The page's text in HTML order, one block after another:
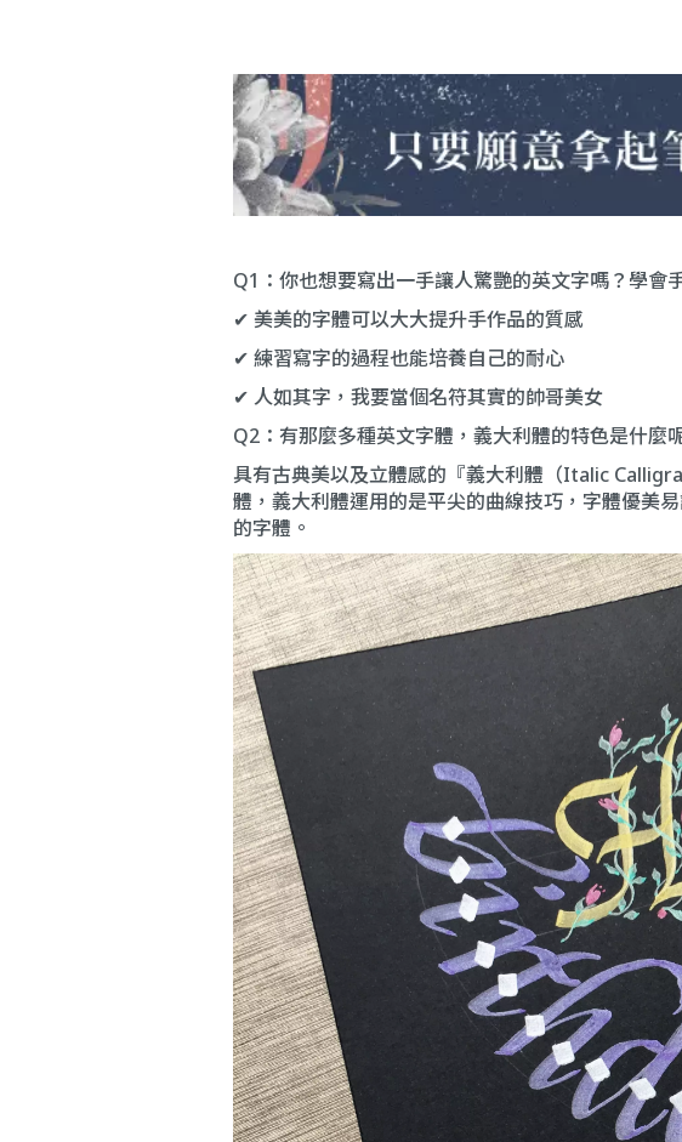
Q1：你也想要寫出一手讓人驚艷的英文字嗎？學會
✔ 美美的字體可以大大提升手作品的質感
✔ 練習寫字的過程也能培養自己的耐心
✔ 人如其字，我要當個名符其實的帥哥美女
Q2：有那麼多種英文字體，義大利體的特色是什麼
具有古典美以及立體感的『義大利體（Italic
體，義大利體運用的是平尖的曲線技巧，字體優美
的字體。